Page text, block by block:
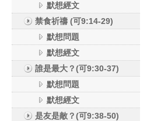
默想經文
禁食祈禱 (可9:14-29)
默想問題
默想經文
誰是最大？(可9:30-37)
默想問題
默想經文
是友是敵？(可9:38-50)